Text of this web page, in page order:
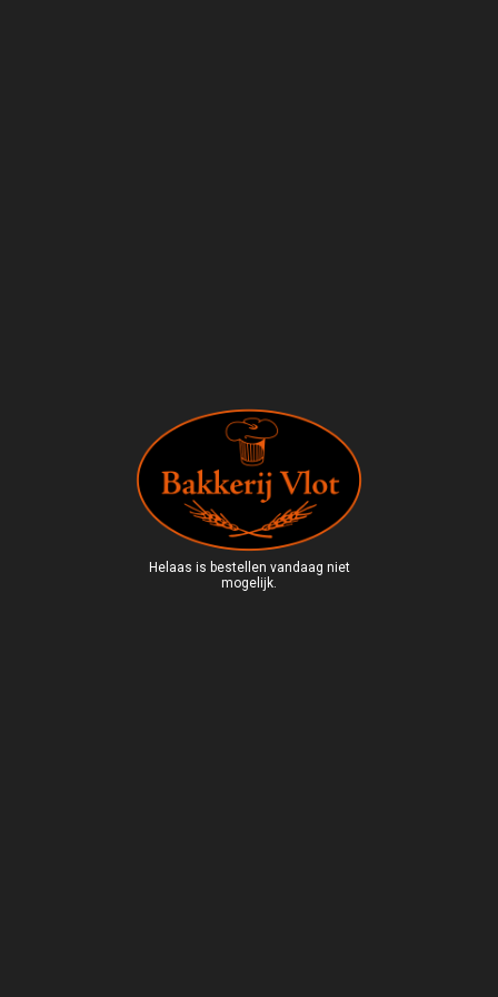
Helaas is bestellen vandaag niet
mogelijk.